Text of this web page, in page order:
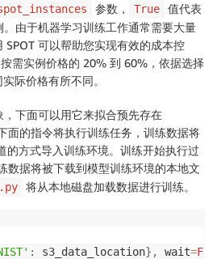
参数， True
值代表
。由于机器学习训练工作通常需要大量
可以帮助您实现有效的成本控
需实例价格的 20% 到 60%，依据选择
际价格有所不同。
下面可以用它来拟合预先存在
面的指令将执行训练任务，训练数据将
的方式导入训练环境。训练开始执行过
数据将被下载到模型训练环境的本地文
将从本地磁盘加载数据进行训练。
: s3_data_location} , wait=